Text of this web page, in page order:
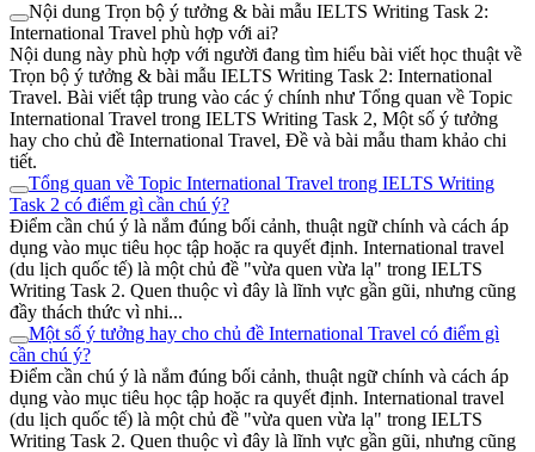
Nội dung Trọn bộ ý tưởng & bài mẫu IELTS Writing Task 2:
International Travel phù hợp với ai?
Nội dung này phù hợp với người đang tìm hiểu bài viết học thuật về
Trọn bộ ý tưởng & bài mẫu IELTS Writing Task 2: International
Travel. Bài viết tập trung vào các ý chính như Tổng quan về Topic
International Travel trong IELTS Writing Task 2, Một số ý tưởng
hay cho chủ đề International Travel, Đề và bài mẫu tham khảo chi
tiết.
Tổng quan về Topic International Travel trong IELTS Writing
Task 2 có điểm gì cần chú ý?
Điểm cần chú ý là nắm đúng bối cảnh, thuật ngữ chính và cách áp
dụng vào mục tiêu học tập hoặc ra quyết định. International travel
(du lịch quốc tế) là một chủ đề "vừa quen vừa lạ" trong IELTS
Writing Task 2. Quen thuộc vì đây là lĩnh vực gần gũi, nhưng cũng
đầy thách thức vì nhi...
Một số ý tưởng hay cho chủ đề International Travel có điểm gì
cần chú ý?
Điểm cần chú ý là nắm đúng bối cảnh, thuật ngữ chính và cách áp
dụng vào mục tiêu học tập hoặc ra quyết định. International travel
(du lịch quốc tế) là một chủ đề "vừa quen vừa lạ" trong IELTS
Writing Task 2. Quen thuộc vì đây là lĩnh vực gần gũi, nhưng cũng